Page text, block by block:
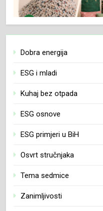
Dobra energija
ESG i mladi
Kuhaj bez otpada
ESG osnove
ESG primjeri u BiH
Osvrt stručnjaka
Tema sedmice
Zanimljivosti